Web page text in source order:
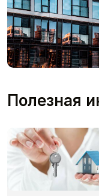
Полезная